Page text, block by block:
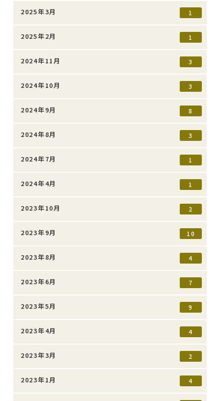
2025年3月 1
2025年2月 1
2024年11月 3
2024年10月 3
2024年9月 8
2024年8月 3
2024年7月 1
2024年4月 1
2023年10月 2
2023年9月 10
2023年8月 4
2023年6月 7
2023年5月 9
2023年4月 4
2023年3月 2
2023年1月 4